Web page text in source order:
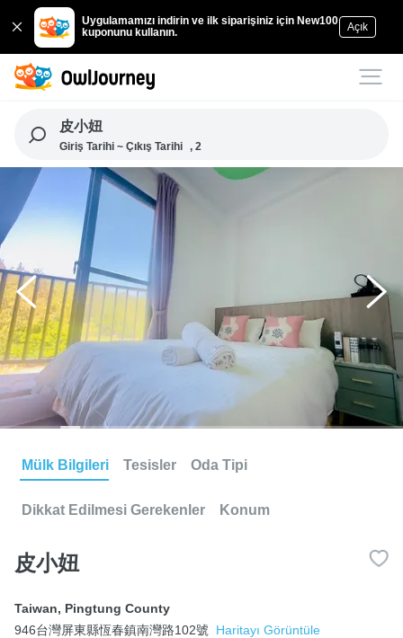
Uygulamamızı indirin ve ilk siparişiniz için New100
kuponunu kullanın.
Açık
皮小妞
Giriş Tarihi ~ Çıkış Tarihi , 2
Mülk Bilgileri Tesisler Oda Tipi
Dikkat Edilmesi Gerekenler Konum
皮小妞
Taiwan, Pingtung County
946台灣屏東縣恆春鎮南灣路102號
Haritayı Görüntüle